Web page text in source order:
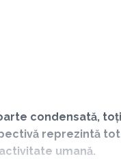
condensată,
reprezintă
umană.